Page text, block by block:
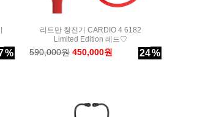
%
리트만 청진기 CARDIO 4 6182
Limited Edition 레드♡
590,000원 450,000원 24%